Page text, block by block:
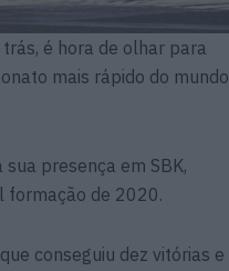
é hora de olhar para
mais rápido do mundo
presença em SBK,
formação de 2020.
conseguiu dez vitórias e